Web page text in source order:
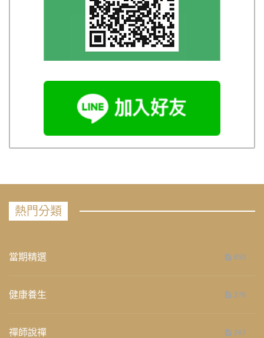
熱門分類
當期精選 658
健康養生 276
禪師說禪 267